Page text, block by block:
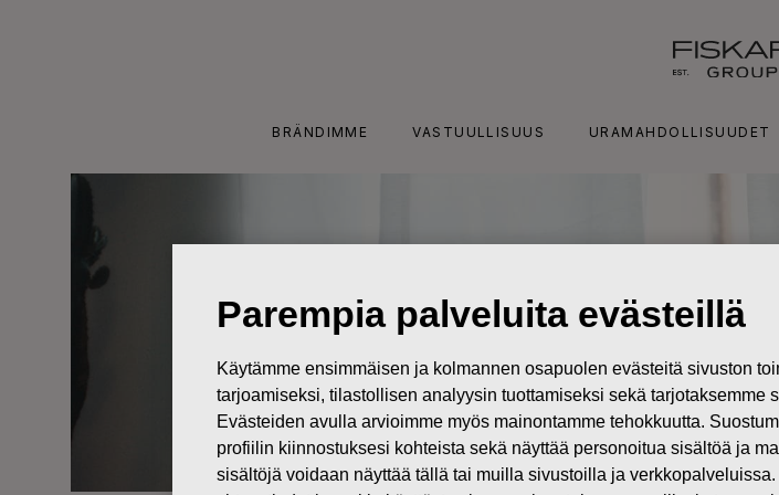
BRÄNDIMME VASTUULLISUUS URAMAHDOLLISUUDET
Parempia palveluita evästeillä
Käytämme ensimmäisen ja kolmannen osapuolen evästeitä sivuston
tarjoamiseksi, tilastollisen analyysin tuottamiseksi sekä
Evästeiden avulla arvioimme myös mainontamme tehokkuutta.
profiilin kiinnostuksesi kohteista sekä näyttää personoitua sisältöä ja
sisältöjä voidaan näyttää tällä tai muilla sivustoilla ja